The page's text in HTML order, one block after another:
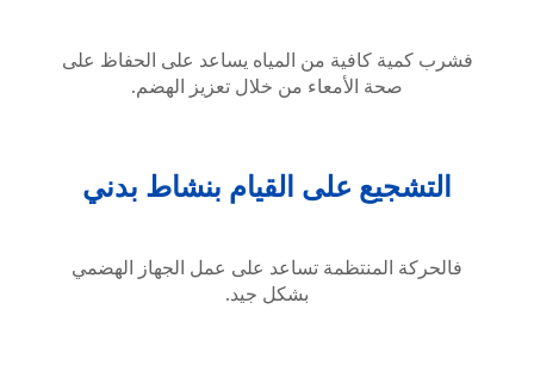
كافية من المياه يساعد على الحفاظ على
الأمعاء من خلال تعزيز الهضم.
على القيام بنشاط بدني
تساعد على عمل الجهاز الهضمي